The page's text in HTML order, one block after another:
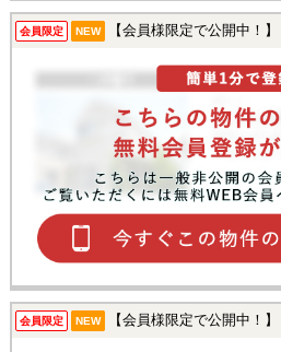
会員限定 NEW 【会員様限定で公開中！】
会員限定 NEW 【会員様限定で公開中！】